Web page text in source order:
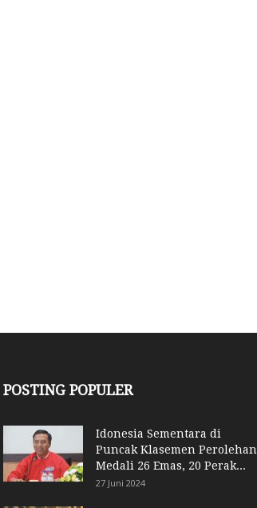
POSTING POPULER
Idonesia Sementara di
Puncak Klasemen Perolehan
Medali 26 Emas, 20 Perak...
27 Juni 2024